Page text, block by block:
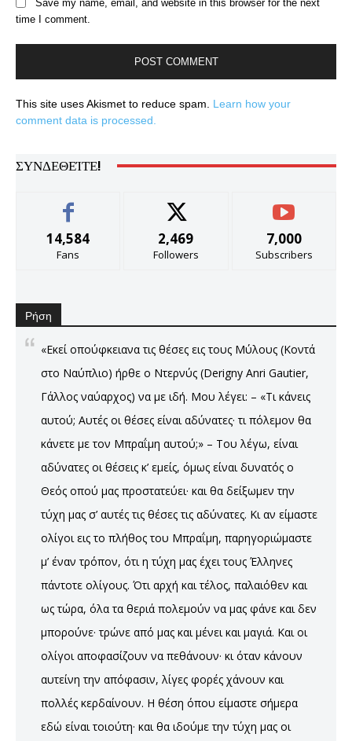
Save my name, email, and website in this browser for the next
time I comment.
This site uses Akismet to reduce spam. Learn how your
comment data is processed.
ΣΥΝΔΕΘΕΊΤΕ!
14,584
Fans
2,469
Followers
7,000
Subscribers
Ρήση
«Εκεί οπούφκειανα τις θέσες εις τους Μύλους (Κοντά
στο Ναύπλιο) ήρθε ο Ντερνύς (Derigny Anri Gautier,
Γάλλος ναύαρχος) να με ιδή. Μου λέγει: – «Τι κάνεις
αυτού; Αυτές οι θέσες είναι αδύνατες· τι πόλεμον θα
κάνετε με τον Μπραΐμη αυτού;» – Του λέγω, είναι
αδύνατες οι θέσεις κ’ εμείς, όμως είναι δυνατός ο
Θεός οπού μας προστατεύει· και θα δείξωμεν την
τύχη μας σ’ αυτές τις θέσες τις αδύνατες. Κι αν είμαστε
ολίγοι εις το πλήθος του Μπραΐμη, παρηγοριώμαστε
μ’ έναν τρόπον, ότι η τύχη μας έχει τους Έλληνες
πάντοτε ολίγους. Ότι αρχή και τέλος, παλαιόθεν και
ως τώρα, όλα τα θεριά πολεμούν να μας φάνε και δεν
μπορούνε· τρώνε από μας και μένει και μαγιά. Και οι
ολίγοι αποφασίζουν να πεθάνουν· κι όταν κάνουν
αυτείνη την απόφασιν, λίγες φορές χάνουν και
πολλές κερδαίνουν. Η θέση όπου είμαστε σήμερα
εδώ είναι τοιούτη· και θα ιδούμε την τύχη μας οι